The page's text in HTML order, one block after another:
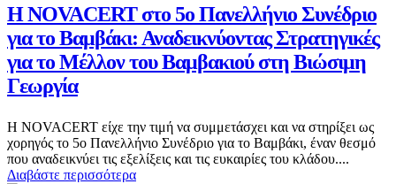
Η NOVACERT στο 5ο Πανελλήνιο Συνέδριο
για το Βαμβάκι: Αναδεικνύοντας Στρατηγικές
για το Μέλλον του Βαμβακιού στη Βιώσιμη
Γεωργία
Η NOVACERT είχε την τιμή να συμμετάσχει και να στηρίξει ως
χορηγός το 5ο Πανελλήνιο Συνέδριο για το Βαμβάκι, έναν θεσμό
που αναδεικνύει τις εξελίξεις και τις ευκαιρίες του κλάδου....
Διαβάστε περισσότερα